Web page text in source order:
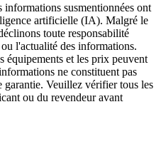
informations susmentionnées ont
artificielle (IA). Malgré le
toute responsabilité
l'actualité des informations.
équipements et les prix peuvent
ne constituent pas
garantie. Veuillez vérifier tous les
ou du revendeur avant